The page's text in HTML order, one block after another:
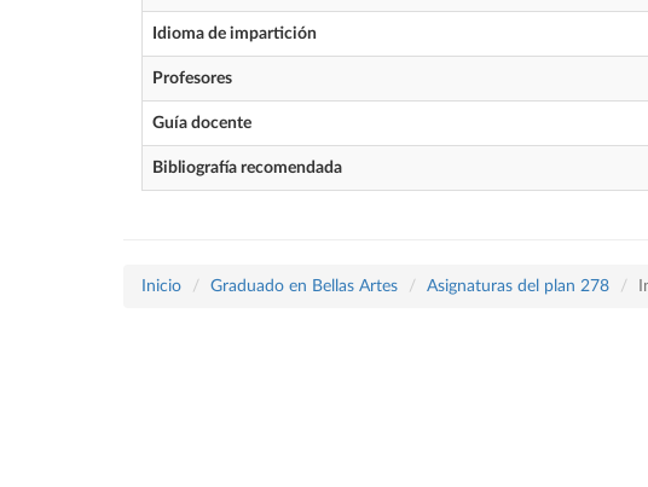
Idioma de impartición
Profesores
Guía docente
Bibliografía recomendada
Inicio Graduado en Bellas Artes Asignaturas del plan 278